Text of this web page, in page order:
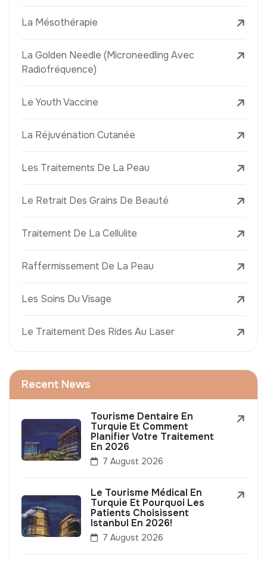
La Mésothérapie
La Golden Needle (Microneedling Avec
Radiofréquence)
Le Youth Vaccine
La Réjuvénation Cutanée
Les Traitements De La Peau
Le Retrait Des Grains De Beauté
Traitement De La Cellulite
Raffermissement De La Peau
Les Soins Du Visage
Le Traitement Des Rides Au Laser
Recent News
Tourisme Dentaire En
Turquie Et Comment
Planifier Votre Traitement
En 2026
7 August 2026
Le Tourisme Médical En
Turquie Et Pourquoi Les
Patients Choisissent
Istanbul En 2026!
7 August 2026